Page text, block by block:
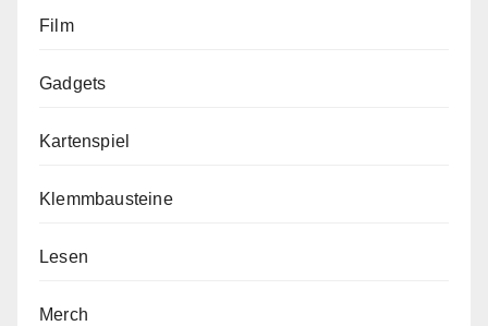
Film
Gadgets
Kartenspiel
Klemmbausteine
Lesen
Merch